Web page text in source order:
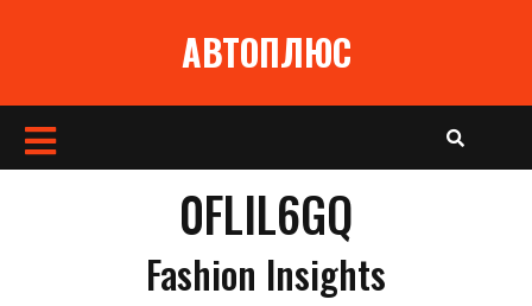
АВТОПЛЮС
Кнопка
0FLIL6GQ
Fashion Insights